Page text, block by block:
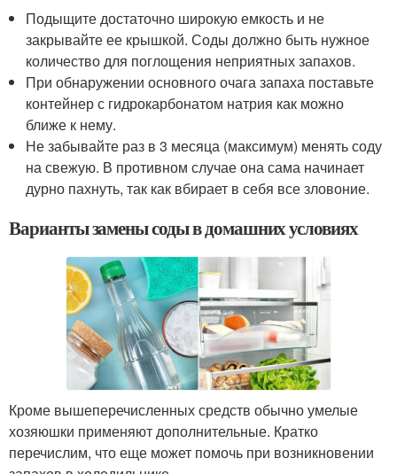
Подыщите достаточно широкую емкость и не
закрывайте ее крышкой. Соды должно быть нужное
количество для поглощения неприятных запахов.
При обнаружении основного очага запаха поставьте
контейнер с гидрокарбонатом натрия как можно
ближе к нему.
Не забывайте раз в 3 месяца (максимум) менять соду
на свежую. В противном случае она сама начинает
дурно пахнуть, так как вбирает в себя все зловоние.
Варианты замены соды в домашних условиях
Кроме вышеперечисленных средств обычно умелые
хозяюшки применяют дополнительные. Кратко
перечислим, что еще может помочь при возникновении